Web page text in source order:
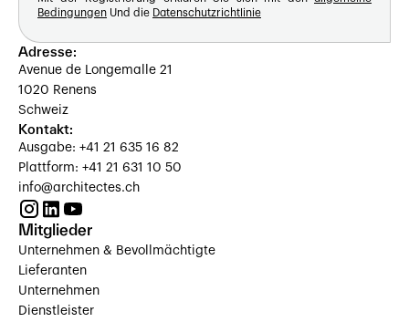
Bedingungen Und die Datenschutzrichtlinie
Adresse:
Avenue de Longemalle 21
1020 Renens
Schweiz
Kontakt:
Ausgabe: +41 21 635 16 82
Plattform: +41 21 631 10 50
info@architectes.ch
Mitglieder
Unternehmen & Bevollmächtigte
Lieferanten
Unternehmen
Dienstleister